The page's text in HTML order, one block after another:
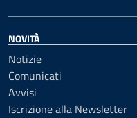
NOVITÀ
Notizie
Comunicati
Avvisi
Iscrizione alla Newsletter